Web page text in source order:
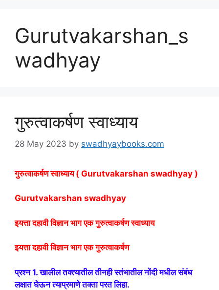
Gurutvakarshan_s
wadhyay
गुरुत्वाकर्षण स्वाध्याय
28 May 2023 by swadhyaybooks.com
गुरुत्वाकर्षणस्वाध्याय( Gurutvakarshan swadhyay )
Gurutvakarshan swadhyay
इयत्ता दहावी विज्ञान भाग एक गुरुत्वाकर्षण स्वाध्याय
इयत्ता दहावी विज्ञान भाग एक गुरुत्वाकर्षण
प्रश्न 1. खालील तक्त्यातील तीनही स्तंभातील नोंदी मधील संबंध
लक्षात घेऊन त्याप्रमाणे तक्ता परत लिहा.